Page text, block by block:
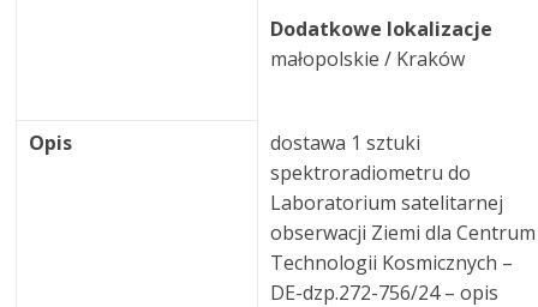
Dodatkowe lokalizacje
małopolskie / Kraków
Opis
dostawa 1 sztuki
spektroradiometru do
Laboratorium satelitarnej
obserwacji Ziemi dla Centrum
Technologii Kosmicznych –
DE-dzp.272-756/24 – opis